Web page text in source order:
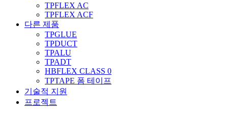
TPFLEX AC
TPFLEX ACF
다른 제품
TPGLUE
TPDUCT
TPALU
TPADT
HBFLEX CLASS 0
TPTAPE 폼 테이프
기술적 지원
프로젝트